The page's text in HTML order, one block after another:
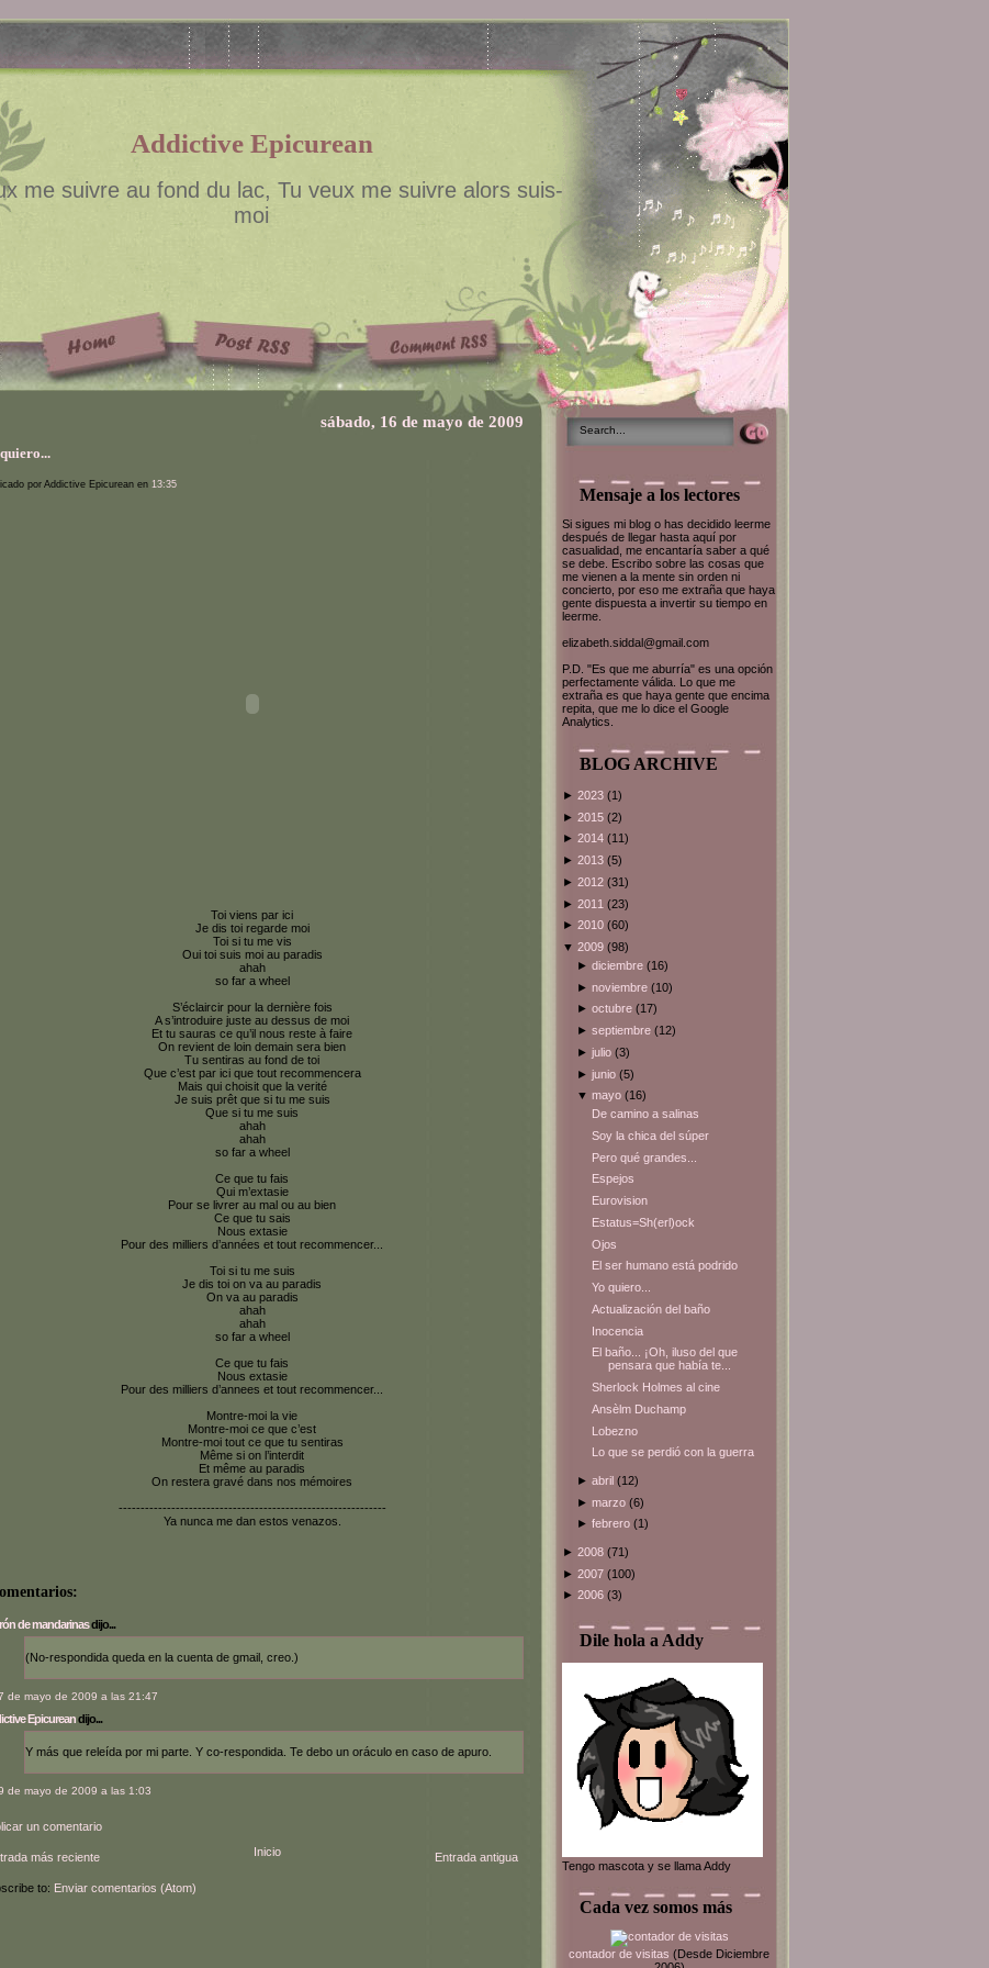
Addictive Epicurean
me suivre au fond du lac, Tu veux me suivre alors suis-
moi
sábado, 16 de mayo de 2009
por Addictive Epicurean en 13:35
Toi viens par ici
Je dis toi regarde moi
Toi si tu me vis
Oui toi suis moi au paradis
ahah
so far a wheel
S’éclaircir pour la dernière fois
A s’introduire juste au dessus de moi
Et tu sauras ce qu’il nous reste à faire
On revient de loin demain sera bien
Tu sentiras au fond de toi
Que c’est par ici que tout recommencera
Mais qui choisit que la verité
Je suis prêt que si tu me suis
Que si tu me suis
ahah
ahah
so far a wheel
Ce que tu fais
Qui m’extasie
Pour se livrer au mal ou au bien
Ce que tu sais
Nous extasie
Pour des milliers d’années et tout recommencer...
Toi si tu me suis
Je dis toi on va au paradis
On va au paradis
ahah
ahah
so far a wheel
Ce que tu fais
Nous extasie
Pour des milliers d’annees et tout recommencer...
Montre-moi la vie
Montre-moi ce que c’est
Montre-moi tout ce que tu sentiras
Même si on l’interdit
Et même au paradis
On restera gravé dans nos mémoires
-------------------------------------------------------------
Ya nunca me dan estos venazos.
de mandarinasdijo...
(No-respondida queda en la cuenta de gmail, creo.)
de mayo de 2009 a las 21:47
Epicureandijo...
Y más que releída por mi parte. Y co-respondida. Te debo un oráculo en caso de apuro.
de mayo de 2009 a las 1:03
un comentario
más reciente Entrada antigua
Inicio
to: Enviar comentarios (Atom)
Mensaje a los lectores
Si sigues mi blog o has decidido leerme
después de llegar hasta aquí por
casualidad, me encantaría saber a qué
se debe. Escribo sobre las cosas que
me vienen a la mente sin orden ni
concierto, por eso me extraña que haya
gente dispuesta a invertir su tiempo en
leerme.
elizabeth.siddal@gmail.com
P.D. "Es que me aburría" es una opción
perfectamente válida. Lo que me
extraña es que haya gente que encima
repita, que me lo dice el Google
Analytics.
BLOG ARCHIVE
► 2023 (1)
► 2015 (2)
► 2014 (11)
► 2013 (5)
► 2012 (31)
► 2011 (23)
► 2010 (60)
▼ 2009 (98)
►diciembre(16)
►noviembre(10)
►octubre(17)
►septiembre(12)
►julio(3)
►junio(5)
▼mayo(16)
De camino a salinas
Soy la chica del súper
Pero qué grandes...
Espejos
Eurovision
Estatus=Sh(erl)ock
Ojos
El ser humano está podrido
Yo quiero...
Actualización del baño
Inocencia
El baño... ¡Oh, iluso del que
pensara que había te...
Sherlock Holmes al cine
Ansèlm Duchamp
Lobezno
Lo que se perdió con la guerra
►abril(12)
►marzo(6)
►febrero(1)
► 2008 (71)
► 2007 (100)
► 2006 (3)
Dile hola a Addy
Tengo mascota y se llama Addy
Cada vez somos más
contador de visitas (Desde Diciembre